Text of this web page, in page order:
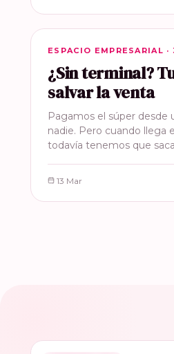
ESPACIO EMPRESARIAL
ESPACIO EMPRESARIAL ·
¿Sin terminal?
salvar la venta
Pagamos el súper desde
nadie. Pero cuando
todavía tenemos que
13 Mar